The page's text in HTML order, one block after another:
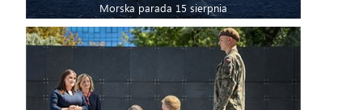
Morska parada 15 sierpnia